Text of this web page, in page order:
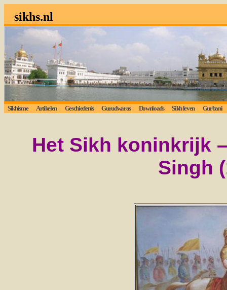
sikhs.nl
Sikhisme Artikelen Geschiedenis Gurudwaras Downloads Sikh leven Gurbani
Het Sikh koninkrijk
Singh